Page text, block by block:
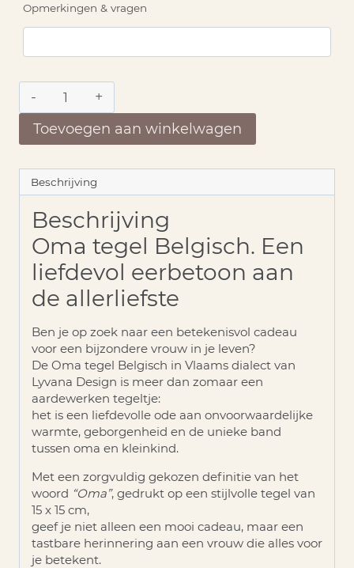
Opmerkingen & vragen
Oma
tegel
Belgisch
aantal
Toevoegen aan winkelwagen
Beschrijving
Beschrijving
Oma tegel Belgisch. Een
liefdevol eerbetoon aan
de allerliefste
Ben je op zoek naar een betekenisvol cadeau
voor een bijzondere vrouw in je leven?
De Oma tegel Belgisch in Vlaams dialect van
Lyvana Design is meer dan zomaar een
aardewerken tegeltje:
het is een liefdevolle ode aan onvoorwaardelijke
warmte, geborgenheid en de unieke band
tussen oma en kleinkind.
Met een zorgvuldig gekozen definitie van het
woord “Oma”, gedrukt op een stijlvolle tegel van
15 x 15 cm,
geef je niet alleen een mooi cadeau, maar een
tastbare herinnering aan een vrouw die alles voor
je betekent.